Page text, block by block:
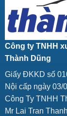
Công ty TNHH
Thành Dũng
Giấy ĐKKD số
Nội cấp ngày 03/
Công Ty TNHH
Mr Lai Tran